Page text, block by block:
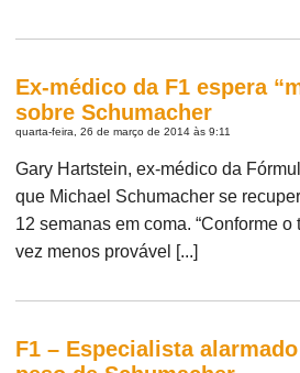
Ex-médico da F1 espera
sobre Schumacher
quarta-feira, 26 de março de 2014 às 9:11
Gary Hartstein, ex-médico da
que Michael Schumacher se
12 semanas em coma. “Conforme
vez menos provável [...]
F1 – Especialista